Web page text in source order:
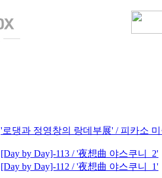
'로댕과 정영창의 랑데부展' / 피카소
[Day by Day]-113 / '夜想曲 야스쿠니_2'
[Day by Day]-112 / '夜想曲 야스쿠니_1'